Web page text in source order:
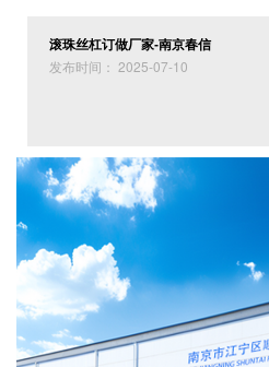
滚珠丝杠订做厂家-南京春信
发布时间： 2025-07-10